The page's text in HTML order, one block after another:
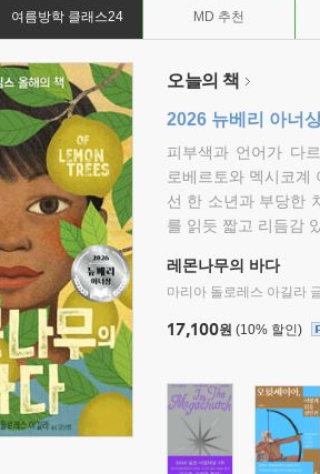
여름방학 클래스24 MD 추천
오늘의 책
2026 뉴베리 아너
피부색과 언어가 다
로베르토와 멕시코계
선 한 소년과 부당한
를 읽듯 짧고 리듬감
레몬나무의 바다
마리아 돌로레스 아길라
17,100원 (10% 할인)